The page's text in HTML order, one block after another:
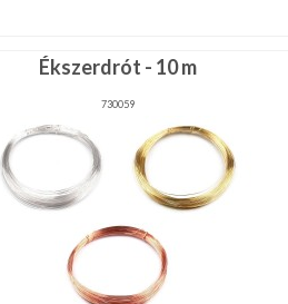
Ékszerdrót - 10 m
730059